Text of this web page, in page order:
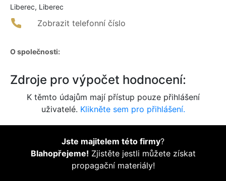
Liberec, Liberec
Zobrazit telefonní číslo
O společnosti:
Zdroje pro výpočet hodnocení:
K těmto údajům mají přístup pouze přihlášení
uživatelé. Klikněte sem pro přihlášení.
Jste majitelem této firmy?
Blahopřejeme! Zjistěte jestli můžete získat
propagační materiály!